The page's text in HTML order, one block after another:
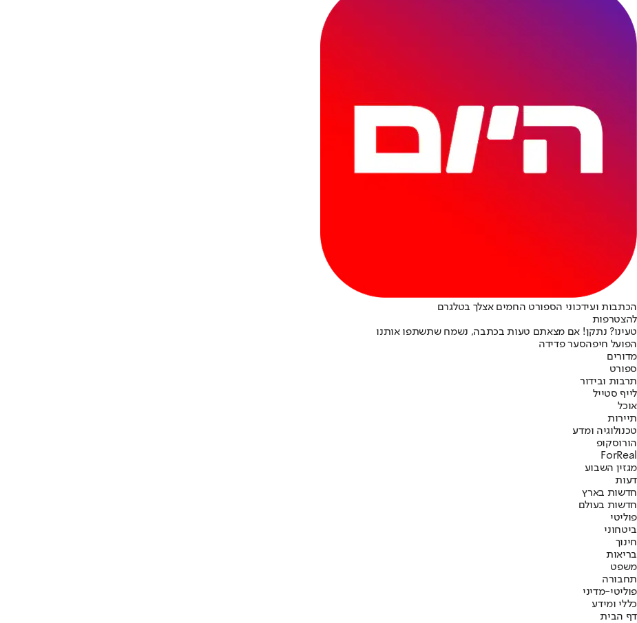
הכתבות ועידכוני הספורט החמים אצלך בטלגרם
להצטרפות
טעינו? נתקן! אם מצאתם טעות בכתבה, נשמח שתשתפו אותנו
הפועל חיפהסער פדידה
מדורים
ספורט
תרבות ובידור
לייף סטייל
אוכל
תיירות
טכנולוגיה ומדע
הורוסקופ
ForReal
מגזין השבוע
דעות
חדשות בארץ
חדשות בעולם
פוליטי
ביטחוני
חינוך
בריאות
משפט
תחבורה
פוליטי-מדיני
כללי ומידע
דף הבית